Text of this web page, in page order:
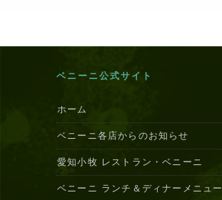
ベニーニ公式サイト
ホーム
ベニーニ各店からのお知らせ
愛知小牧 レストラン・ベニーニ
ベニーニ ランチ＆ディナーメニュー